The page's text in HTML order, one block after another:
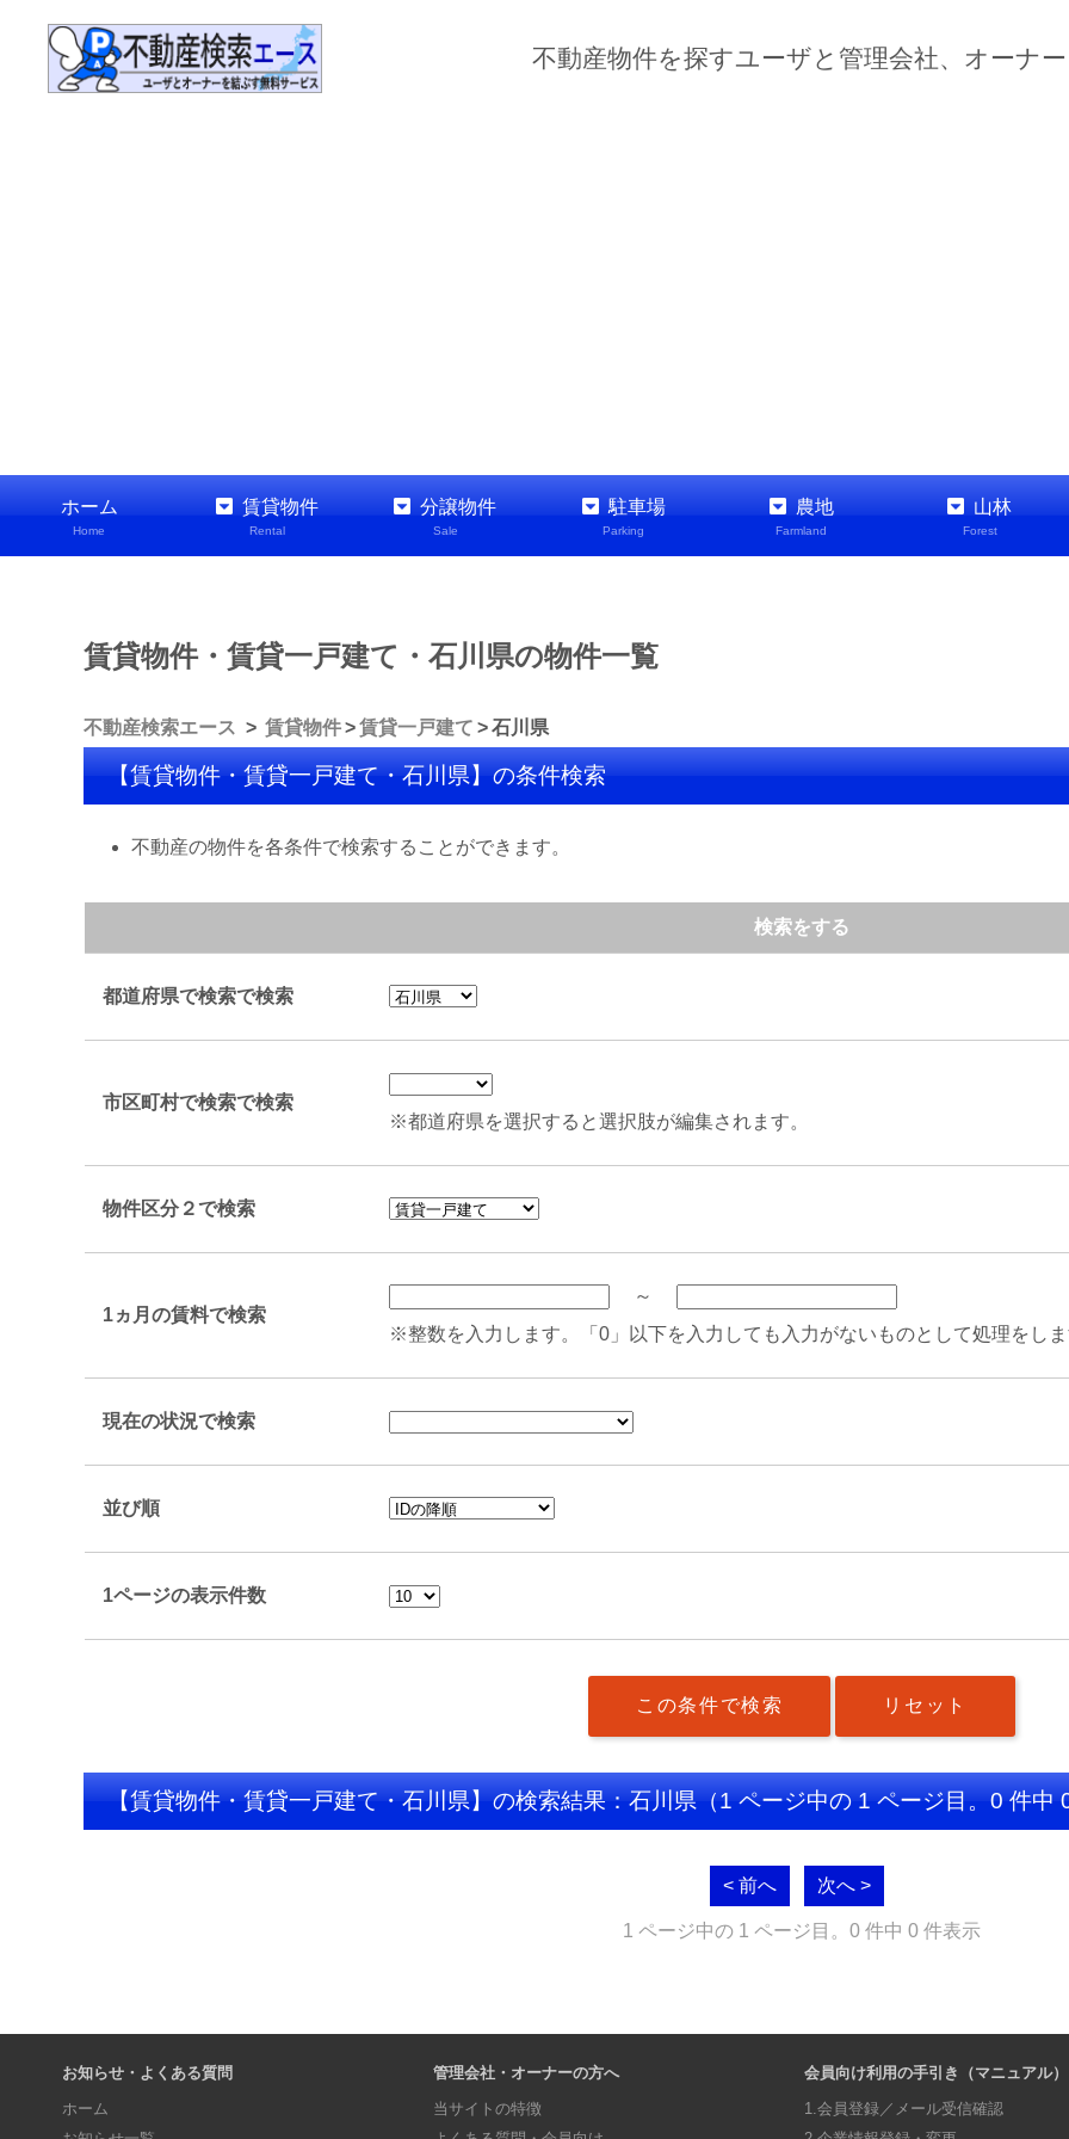
不動産物件を探すユーザと管理会社、オーナ
ホーム
Home
賃貸物件
Rental
分譲物件
Sale
駐車場
Parking
農地
Farmland
山林
Forest
賃貸物件・賃貸一戸建て・石川県の物件一覧
不動産検索エース 賃貸物件 賃貸一戸建て 石川県
【賃貸物件・賃貸一戸建て・石川県】の条件検索
不動産の物件を各条件で検索することができます。
検索をする
都道府県で検索で検索
市区町村で検索で検索
※都道府県を選択すると選択肢が編集されます。
物件区分２で検索
1ヵ月の賃料で検索
～
※整数を入力します。「0」以下を入力しても入力がないものとして処理をし
現在の状況で検索
並び順
1ページの表示件数
【賃貸物件・賃貸一戸建て・石川県】の検索結果：石川県（1 ページ中の 1 ページ目。0 件中
< 前へ 次へ >
1 ページ中の 1 ページ目。0 件中 0 件表示
お知らせ・よくある質問
ホーム
管理会社・オーナーの方へ
当サイトの特徴
会員向け利用の手引き（マニュアル）
1.会員登録／メール受信確認